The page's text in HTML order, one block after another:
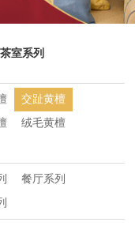
茶室系列
交趾黄檀
绒毛黄檀
餐厅系列